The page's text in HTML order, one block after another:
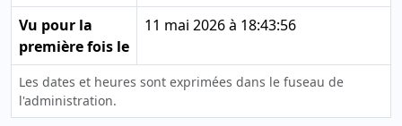
Vu pour la
première fois le
11 mai 2026 à 18:43:56
Les dates et heures sont exprimées dans le fuseau de
l'administration.